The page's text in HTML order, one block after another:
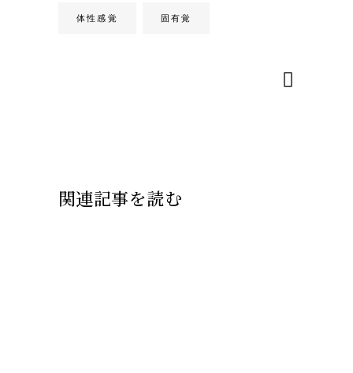
体性感覚 固有覚
関連記事を読む